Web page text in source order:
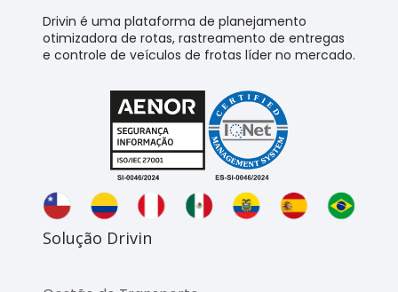
Drivin é uma plataforma de planejamento
otimizadora de rotas, rastreamento de entregas
e controle de veículos de frotas líder no mercado.
Solução Drivin